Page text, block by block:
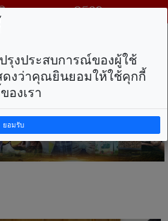
หาคม พ.ศ. 2569
รุงประสบการณ์ของผู้ใช้
ดงว่าคุณยินยอมให้ใช้คุกกี้
องเรา
ยอมรับ